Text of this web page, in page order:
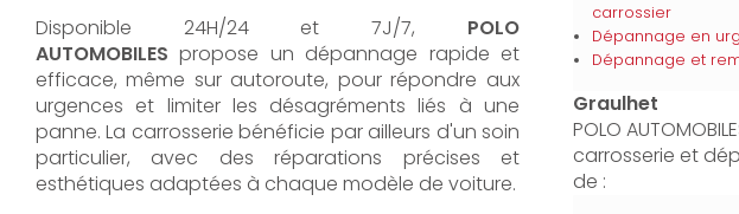
Disponible 24H/24 et 7J/7, POLO
AUTOMOBILESpropose un dépannage rapide et
efficace, même sur autoroute, pour répondre aux
urgences et limiter les désagréments liés à une
panne. La carrosserie bénéficie par ailleurs d'un soin
particulier, avec des réparations précises et
esthétiques adaptées à chaque modèle de voiture.
carrossier
Dépannage en
Dépannage et
Graulhet
POLO
carrosserie et
de :